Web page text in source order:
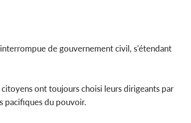
de gouvernement civil, s'étendant
ont toujours choisi leurs dirigeants par
pacifiques du pouvoir.